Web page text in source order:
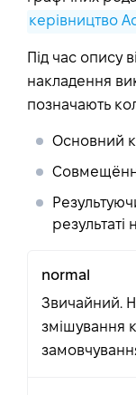
керівництво
Під час опису
накладення
позначають
Основний
результаті
normal
Звичайний.
змішування